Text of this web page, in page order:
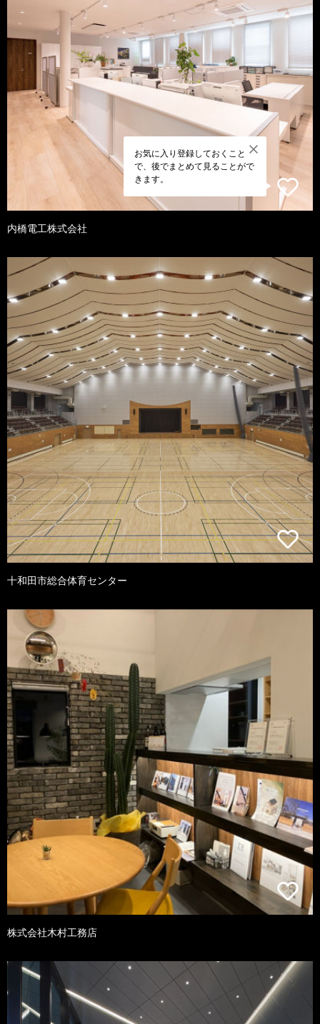
お気に入り登録しておくこと
で、後でまとめて見ることがで
きます。
内橋電工株式会社
十和田市総合体育センター
株式会社木村工務店